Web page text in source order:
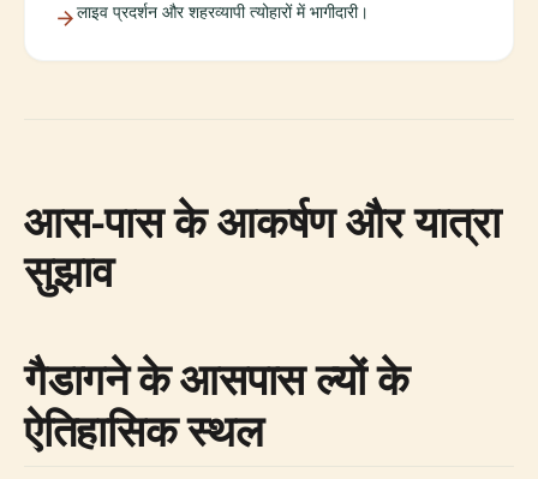
लाइव प्रदर्शन और शहरव्यापी त्योहारों में भागीदारी।
आस-पास के आकर्षण और यात्रा
सुझाव
गैडागने के आसपास ल्यों के
ऐतिहासिक स्थल